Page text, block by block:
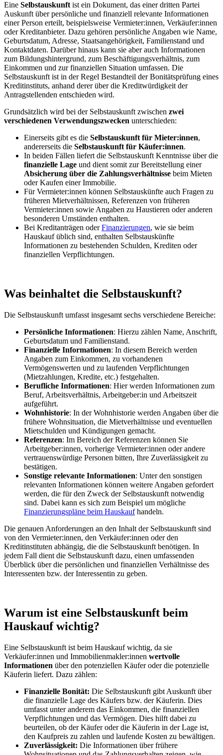
Eine Selbstauskunft ist ein Dokument, das einer dritten Partei
Auskunft über persönliche und finanziell relevante Informationen
einer Person erteilt, beispielsweise Vermieter:innen, Verkäufer:innen
oder Kreditanbieter. Dazu gehören persönliche Angaben wie Name,
Geburtsdatum, Adresse, Staatsangehörigkeit, Familienstand und
Kontaktdaten. Darüber hinaus kann sie aber auch Informationen
zum Bildungshintergrund, zum Beschäftigungsverhältnis, zum
Einkommen und zur finanziellen Situation umfassen. Die
Selbstauskunft ist in der Regel Bestandteil der Bonitätsprüfung eines
Kreditinstituts, anhand derer über die Kreditwürdigkeit der
Antragstellenden entschieden wird.
Grundsätzlich wird bei der Selbstauskunft zwischen zwei
verschiedenen Verwendungszwecken unterschieden:
Einerseits gibt es die Selbstauskunft für Mieter:innen,
andererseits die Selbstauskunft für Käufer:innen.
In beiden Fällen liefert die Selbstauskunft Kenntnisse über die
finanzielle Lage und dient somit zur Bereitstellung einer
Absicherung über die Zahlungsverhältnisse beim Mieten
oder Kaufen einer Immobilie.
Für Vermieter:innen können Selbstauskünfte auch Fragen zu
früheren Mietverhältnissen, Referenzen von früheren
Vermieter:innen sowie Angaben zu Haustieren oder anderen
besonderen Umständen enthalten.
Bei Kreditanträgen oderFinanzierungen, wie sie beim
Hauskauf üblich sind, enthalten Selbstauskünfte
Informationen zu bestehenden Schulden, Krediten oder
finanziellen Verpflichtungen.
Was beinhaltet die Selbstauskunft?
Die Selbstauskunft umfasst insgesamt sechs verschiedene Bereiche:
Persönliche Informationen: Hierzu zählen Name, Anschrift,
Geburtsdatum und Familienstand.
Finanzielle Informationen: In diesem Bereich werden
Angaben zum Einkommen, zu vorhandenen
Vermögenswerten und zu laufenden Verpflichtungen
(Mietzahlungen, Kredite, etc.) festgehalten.
Berufliche Informationen: Hier werden Informationen zum
Beruf, Arbeitsverhältnis, Arbeitgeber:in und Arbeitszeit
aufgeführt.
Wohnhistorie: In der Wohnhistorie werden Angaben über die
frühere Wohnsituation, die Mietverhältnisse und eventuellen
Mietschulden und Kündigungen gemacht.
Referenzen: Im Bereich der Referenzen können Sie
Arbeitgeber:innen, vorherige Vermieter:innen oder andere
vertrauenswürdige Personen bitten, Ihre Zuverlässigkeit zu
bestätigen.
Sonstige relevante Informationen: Unter den sonstigen
relevanten Informationen können weitere Angaben gefordert
werden, die für den Zweck der Selbstauskunft notwendig
sind. Dabei kann es sich zum Beispiel um mögliche
Finanzierungspläne beim Hauskaufhandeln.
Die genauen Anforderungen an den Inhalt der Selbstauskunft sind
von den Vermieter:innen, den Verkäufer:innen oder den
Kreditinstituten abhängig, die die Selbstauskunft benötigen. In
jedem Fall dient die Selbstauskunft dazu, einen umfassenden
Überblick über die persönlichen und finanziellen Verhältnisse des
Interessenten bzw. der Interessentin zu geben.
Warum ist eine Selbstauskunft beim
Hauskauf wichtig?
Eine Selbstauskunft ist beim Hauskauf wichtig, da sie
Verkäufer:innen und Immobilienmakler:innen wertvolle
Informationen über den potenziellen Käufer oder die potenzielle
Käuferin liefert. Dazu zählen:
Finanzielle Bonität: Die Selbstauskunft gibt Auskunft über
die finanzielle Lage des Käufers bzw. der Käuferin. Dies
umfasst unter anderem das Einkommen, die finanziellen
Verpflichtungen und das Vermögen. Dies hilft dabei zu
beurteilen, ob der Käufer oder die Käuferin in der Lage ist,
den Kaufpreis zu zahlen und laufende Kosten zu bewältigen.
Zuverlässigkeit: Die Informationen über frühere